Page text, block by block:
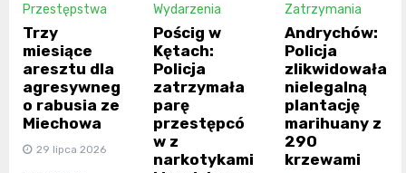
Przestępstwa
Trzy
miesiące
aresztu dla
agresywneg
o rabusia ze
Miechowa
29 lipca 2026
Wydarzenia
Pościg w
Kętach:
Policja
zatrzymała
parę
przestępcó
w z
narkotykami
Zatrzymania
Andrychów:
Policja
zlikwidowała
nielegalną
plantację
marihuany z
290
krzewami